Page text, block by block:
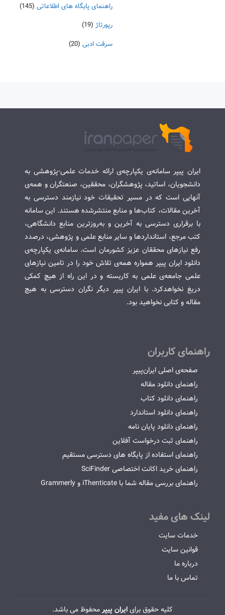
راهنمای پایگاه های اطلاعاتی (145)
رپورتاژ (19)
سرقت ادبی (20)
ایران پیپر سامانه‌ی یکپارچه‌ی ارائه خدمات علمی-پژوهشی به
دانشجویان، اساتید، پژوهشگران، محققین، صنعتگران و همه‌ی
آنهایی است که در مسیر تحقیقات خود نیازمند دسترسی به
آخرین مقالات، کتاب‌ها و منابع منتشرشده هستند. این سامانه
با برقراری دسترسی به آخرین و به‌روزترین منابع دانشگاهی،
کتب مرجع، استانداردها و سایر منابع علمی و پژوهشی، درصدد
رفع نیازهای محققان عزیز کشورمان است. سامانه‌ی یکپارچه‌ی
دانلود ایران پیپر همواره همه‌ی تلاش خود را در تامین نیازهای
علمی جامعه‌ی علمی به کاربسته و در این راه از هیچ کمکی
دریغ نخواهدکرد. با ایران پیپر دیگر نگران دسترسی به هیچ
مقاله و کتابی نخواهید بود.
راهنمای کاربران
صفحه‌ی اصلی ایران‌پیپر
راهنمای دانلود مقاله
راهنمای دانلود کتاب
راهنمای دانلود استاندارد
راهنمای دانلود پایان نامه
راهنمای ثبت درخواست آفلاین
راهنمای استفاده از پایگاه های دسترسی مستقیم
راهنمای خرید اکانت اختصاصی SciFinder
راهنمای بررسی مقاله شما با iThenticate و Grammerly
لینک های مفید
خدمات سایت
قوانین سایت
درباره ما
تماس با ما
کلیه حقوق برایایران پیپرمحفوظ می باشد.